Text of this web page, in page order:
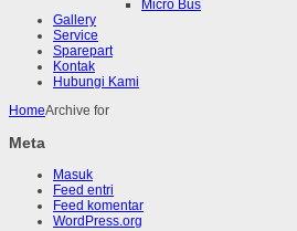
Micro Bus
Gallery
Service
Sparepart
Kontak
Hubungi Kami
HomeArchive for
Meta
Masuk
Feed entri
Feed komentar
WordPress.org